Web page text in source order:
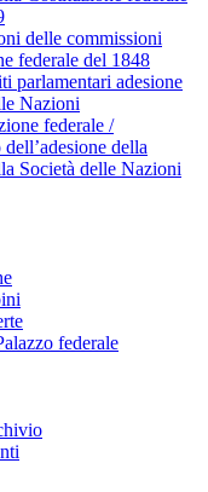
delle commissioni
federale del 1848
parlamentari adesione
Nazioni
federale /
della
Società delle Nazioni
federale